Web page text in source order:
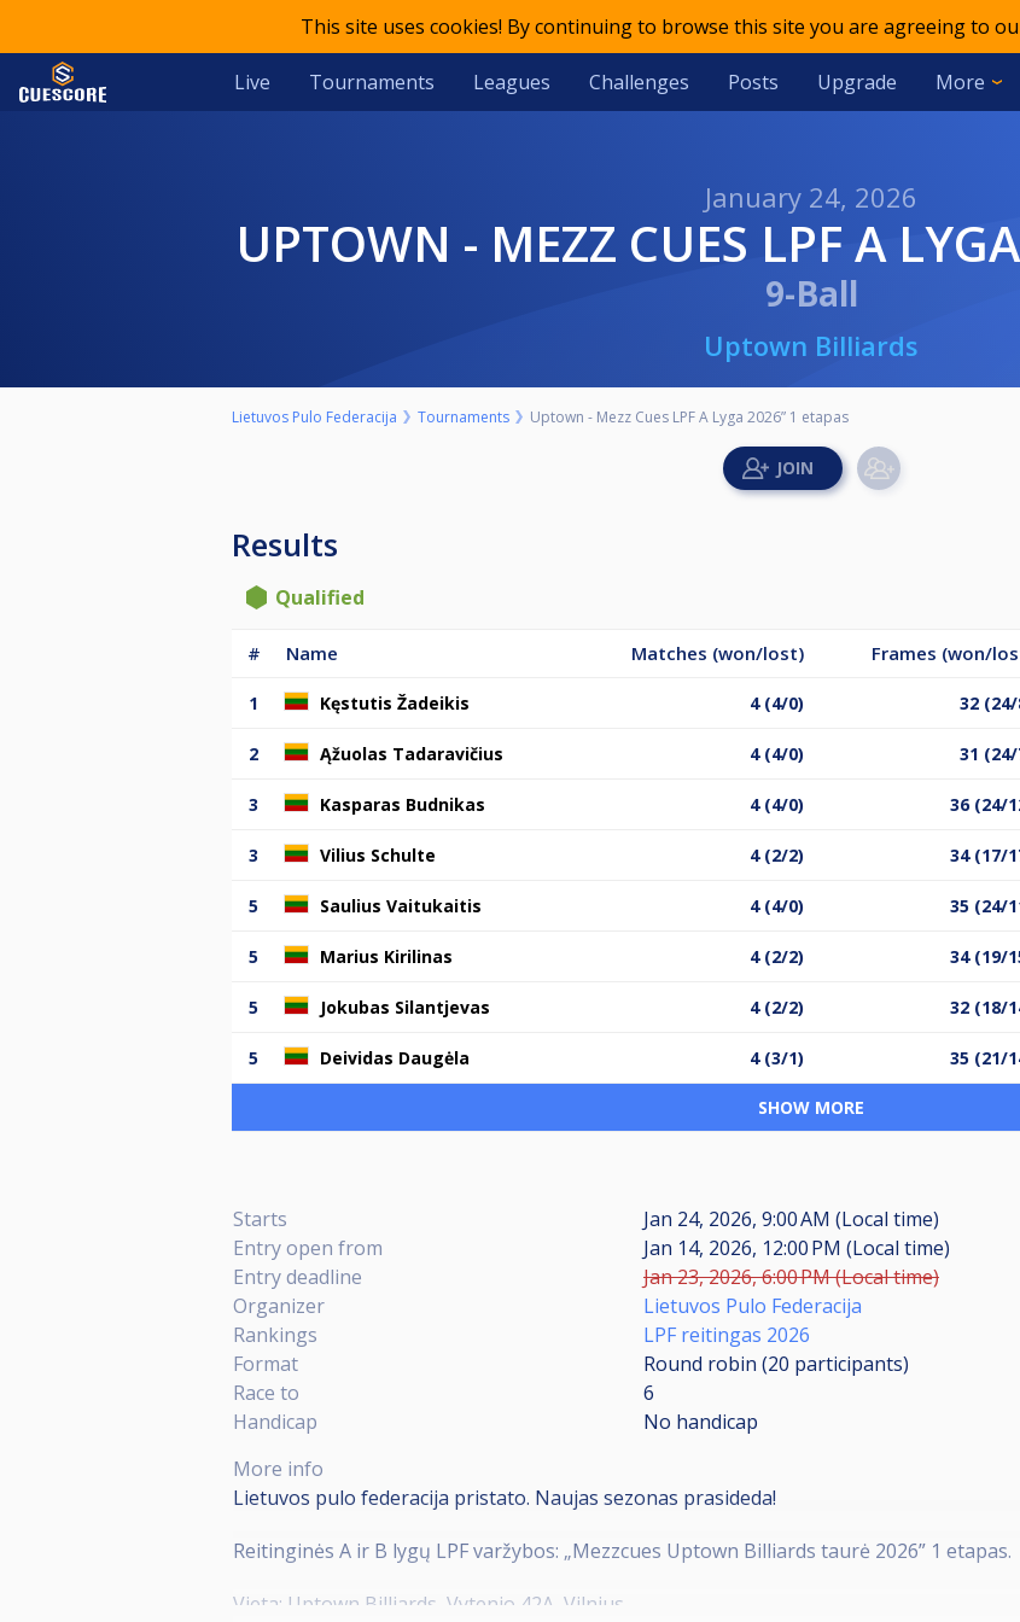
This site uses cookies! By continuing to browse this site you are agreeing to
Live Tournaments Leagues Challenges Posts Upgrade More
January 24, 2026
UPTOWN - MEZZ CUES LPF A
9-Ball
Uptown Billiards
Lietuvos Pulo Federacija Tournaments Uptown - Mezz Cues LPF A Lyga 2026” 1 etapas
Results
Qualified
# Name Matches (won/lost) Frames (won/
1 Kęstutis Žadeikis 4 (4/0) 32 (24/
2 Ąžuolas Tadaravičius 4 (4/0) 31 (24/
3 Kasparas Budnikas 4 (4/0) 36 (24/
3 Vilius Schulte 4 (2/2) 34 (17/
5 Saulius Vaitukaitis 4 (4/0) 35 (24/
5 Marius Kirilinas 4 (2/2) 34 (19/
5 Jokubas Silantjevas 4 (2/2) 32 (18/
5 Deividas Daugėla 4 (3/1) 35 (21/
SHOW MORE
Starts
Jan 24, 2026, 9:00 AM (Local time)
Entry open from
Jan 14, 2026, 12:00 PM (Local time)
Entry deadline
Jan 23, 2026, 6:00 PM (Local time)
Organizer
Lietuvos Pulo Federacija
Rankings
LPF reitingas 2026
Format
Round robin (20 participants)
Race to
6
Handicap
No handicap
More info
Lietuvos pulo federacija pristato. Naujas sezonas prasideda!
Reitinginės A ir B lygų LPF varžybos: „Mezzcues Uptown Billiards taurė 2026” 1 etapas.
Vieta: Uptown Billiards, Vytenio 42A, Vilnius.